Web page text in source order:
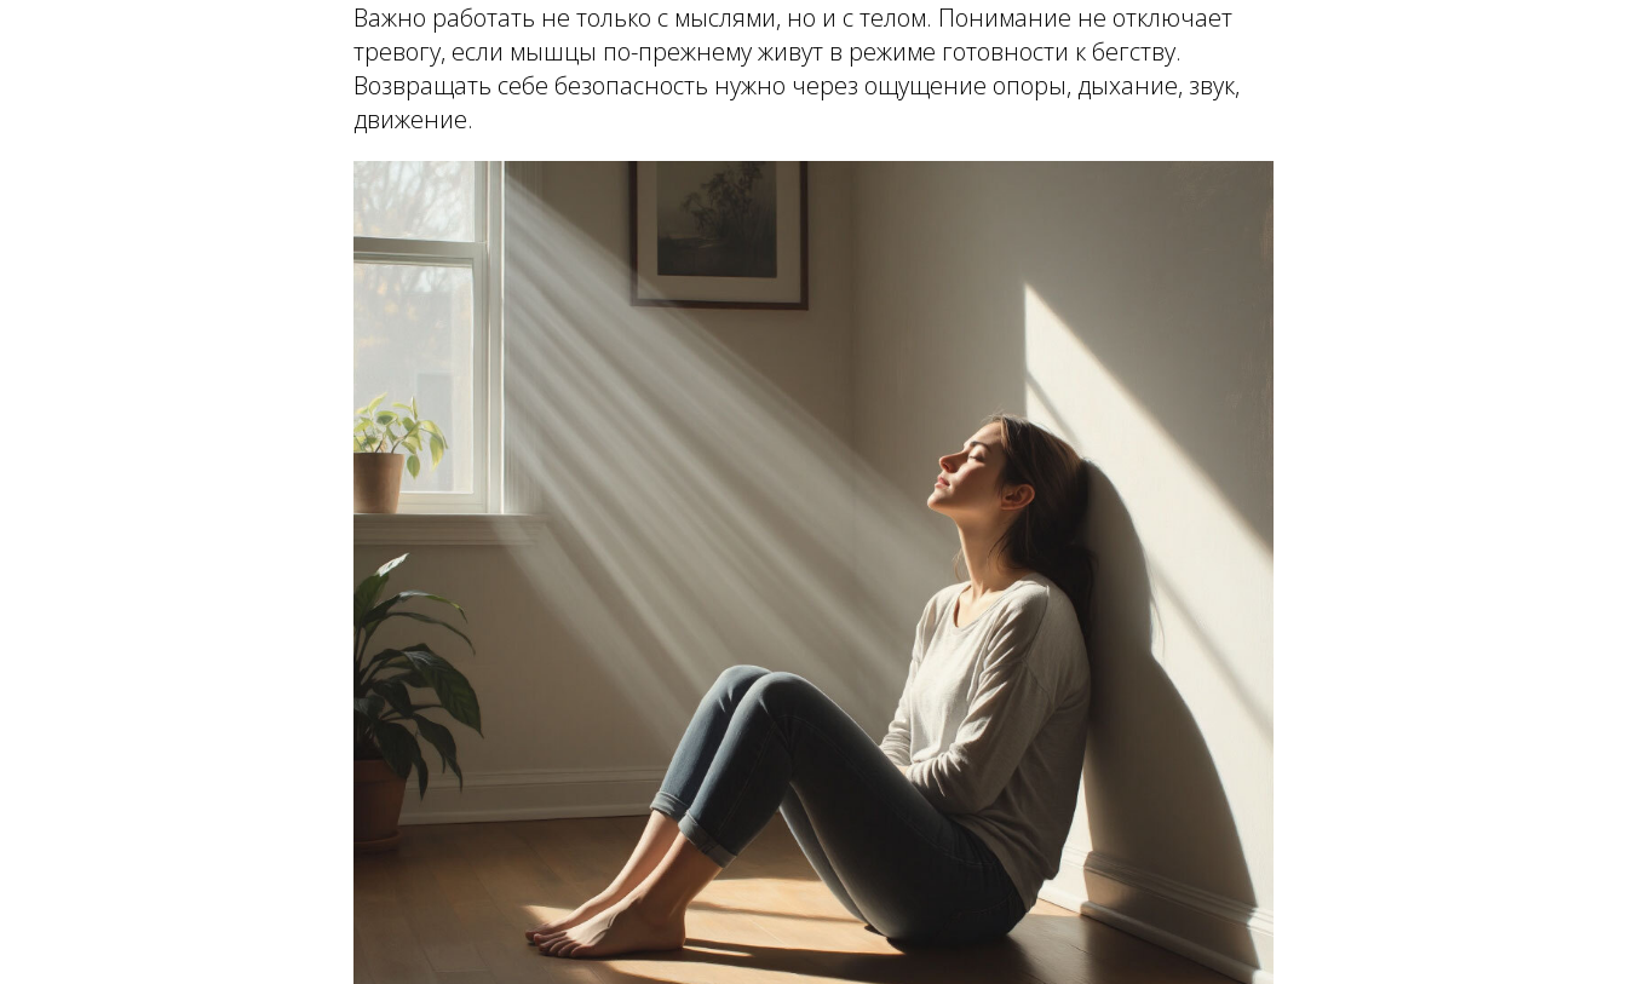
Важно работать не только с мыслями, но и с телом. Понимание не отключает
тревогу, если мышцы по-прежнему живут в режиме готовности к бегству.
Возвращать себе безопасность нужно через ощущение опоры, дыхание, звук,
движение.